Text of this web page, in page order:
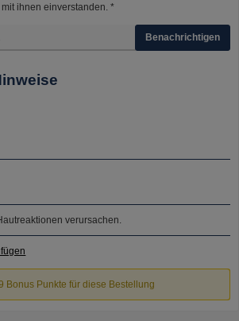
ihnen einverstanden. *
Benachrichtigen
verursachen.
Bonus Punkte für diese Bestellung